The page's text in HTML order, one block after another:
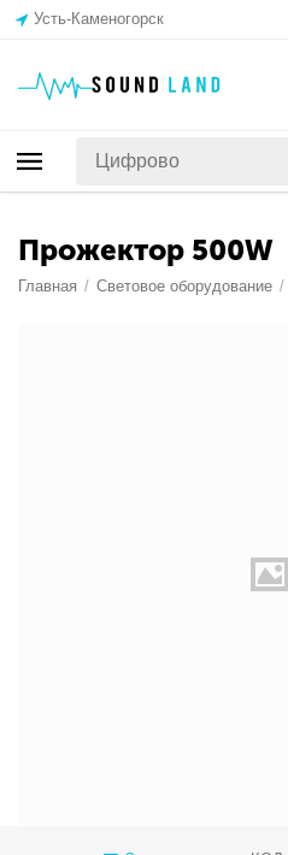
Усть-Каменогорск
Прожектор 500W
Главная / Световое оборудование /